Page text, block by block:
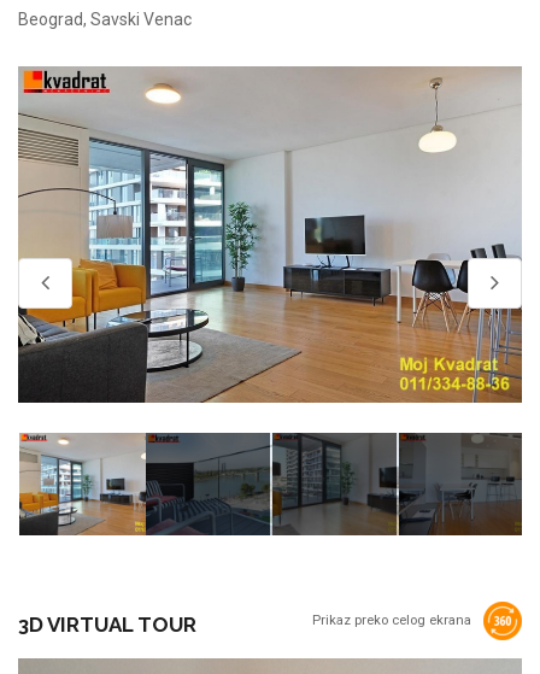
Beograd, Savski Venac
Prikaz preko celog ekrana
3D VIRTUAL TOUR